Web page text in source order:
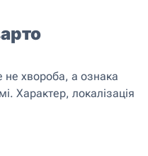
не хвороба, а ознака
Характер, локалізація